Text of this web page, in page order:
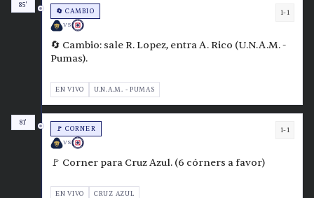
85'
🔄 CAMBIO
VS
1-1
🔄 Cambio: sale R. Lopez, entra A. Rico (U.N.A.M. -
Pumas).
EN VIVO U.N.A.M. - PUMAS
81'
🚩 CORNER
VS
1-1
🚩 Corner para Cruz Azul. (6 córners a favor)
EN VIVO CRUZ AZUL